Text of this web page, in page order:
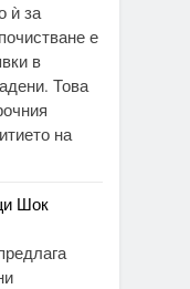
ѝ за
е
в
Това
на
Шок